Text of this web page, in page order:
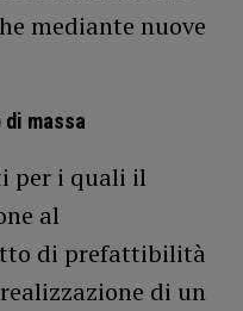
mediante nuove
massa
per i quali il
al
di prefattibilità
di un